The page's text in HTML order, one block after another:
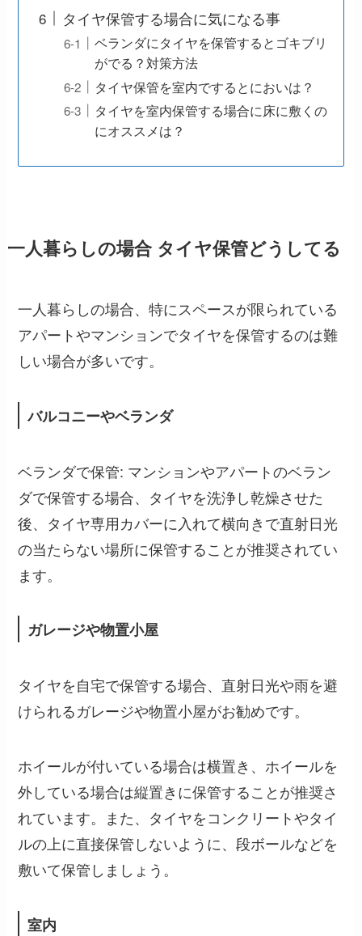
タイヤ保管する場合に気になる事
ベランダにタイヤを保管するとゴキブリ
がでる？対策方法
タイヤ保管を室内でするとにおいは？
タイヤを室内保管する場合に床に敷くの
にオススメは？
一人暮らしの場合 タイヤ保管どうしてる
一人暮らしの場合、特にスペースが限られている
アパートやマンションでタイヤを保管するのは難
しい場合が多いです。
バルコニーやベランダ
ベランダで保管: マンションやアパートのベラン
ダで保管する場合、タイヤを洗浄し乾燥させた
後、タイヤ専用カバーに入れて横向きで直射日光
の当たらない場所に保管することが推奨されてい
ます。
ガレージや物置小屋
タイヤを自宅で保管する場合、直射日光や雨を避
けられるガレージや物置小屋がお勧めです。
ホイールが付いている場合は横置き、ホイールを
外している場合は縦置きに保管することが推奨さ
れています。また、タイヤをコンクリートやタイ
ルの上に直接保管しないように、段ボールなどを
敷いて保管しましょう。
室内